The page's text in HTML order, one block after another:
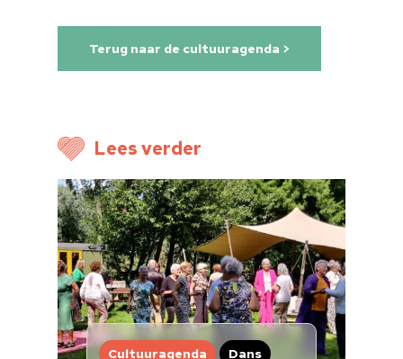
Terug naar de cultuuragenda >
Lees verder
Cultuuragenda Dans
Over ons
Nieuwsbrief